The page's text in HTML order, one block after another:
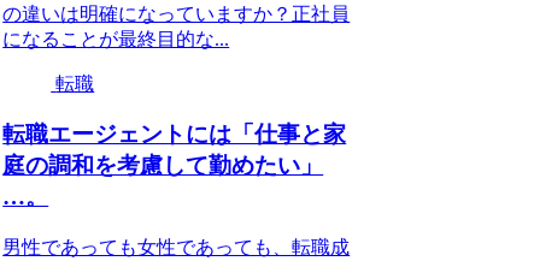
の違いは明確になっていますか？正社員
になることが最終目的な...
転職
転職エージェントには「仕事と家
庭の調和を考慮して勤めたい」
…。
男性であっても女性であっても、転職成